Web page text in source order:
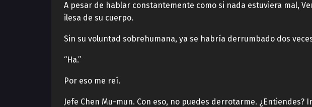
A pesar de hablar constantemente como si nada estuviera mal,
ilesa de su cuerpo.
Sin su voluntad sobrehumana, ya se habría derrumbado dos
“Ha.”
Por eso me reí.
Jefe Chen Mu-mun. Con eso, no puedes derrotarme.